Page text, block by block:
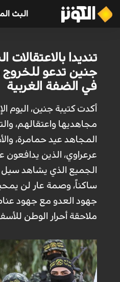
البث
تنديدا
جنين تدعو
في الضفة الغربية
أكدت كتيبة جنين، اليوم
مجاهديها واعتقالهم،
المجاهد عيد حمامرة،
عرعراوي، الذين يدافعون
الجميع الذي يشاهد
ساكناً، وصمة عار لن
جهود العدو مع جهود
ملاحقة أحرار الوطن